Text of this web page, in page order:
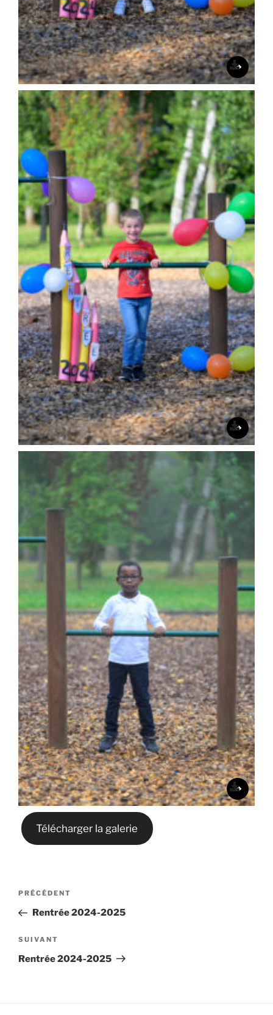
Télécharger la galerie
Navigation
l’article
Article
précédent
PRÉCÉDENT
Rentrée 2024-2025
Article
suivant
SUIVANT
Rentrée 2024-2025